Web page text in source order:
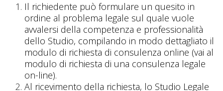
Il richiedente può formulare un quesito in
ordine al problema legale sul quale vuole
avvalersi della competenza e professionalità
dello Studio, compilando in modo dettagliato il
modulo di richiesta di consulenza online (vai al
modulo di richiesta di una consulenza legale
on-line).
Al ricevimento della richiesta, lo Studio Legale